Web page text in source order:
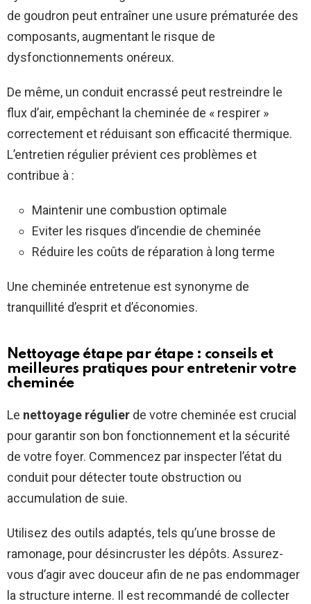
de goudron peut entraîner une usure prématurée des
composants, augmentant le risque de
dysfonctionnements onéreux.
De même, un conduit encrassé peut restreindre le
flux d’air, empêchant la cheminée de « respirer »
correctement et réduisant son efficacité thermique.
L’entretien régulier prévient ces problèmes et
contribue à :
Maintenir une combustion optimale
Eviter les risques d’incendie de cheminée
Réduire les coûts de réparation à long terme
Une cheminée entretenue est synonyme de
tranquillité d’esprit et d’économies.
Nettoyage étape par étape : conseils et
meilleures pratiques pour entretenir votre
cheminée
Le nettoyage régulier de votre cheminée est crucial
pour garantir son bon fonctionnement et la sécurité
de votre foyer. Commencez par inspecter l’état du
conduit pour détecter toute obstruction ou
accumulation de suie.
Utilisez des outils adaptés, tels qu’une brosse de
ramonage, pour désincruster les dépôts. Assurez-
vous d’agir avec douceur afin de ne pas endommager
la structure interne. Il est recommandé de collecter